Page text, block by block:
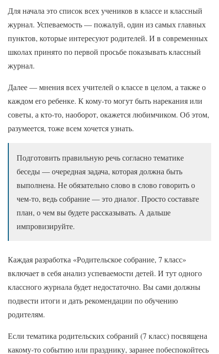
Для начала это список всех учеников в классе и классный
журнал. Успеваемость — пожалуй, один из самых главных
пунктов, которые интересуют родителей. И в современных
школах принято по первой просьбе показывать классный
журнал.
Далее — мнения всех учителей о классе в целом, а также о
каждом его ребенке. К кому-то могут быть нарекания или
советы, а кто-то, наоборот, окажется любимчиком. Об этом,
разумеется, тоже всем хочется узнать.
Подготовить правильную речь согласно тематике
беседы — очередная задача, которая должна быть
выполнена. Не обязательно слово в слово говорить о
чем-то, ведь собрание — это диалог. Просто составьте
план, о чем вы будете рассказывать. А дальше
импровизируйте.
Каждая разработка «Родительское собрание, 7 класс»
включает в себя анализ успеваемости детей. И тут одного
классного журнала будет недостаточно. Вы сами должны
подвести итоги и дать рекомендации по обучению
родителям.
Если тематика родительских собраний (7 класс) посвящена
какому-то событию или празднику, заранее побеспокойтесь